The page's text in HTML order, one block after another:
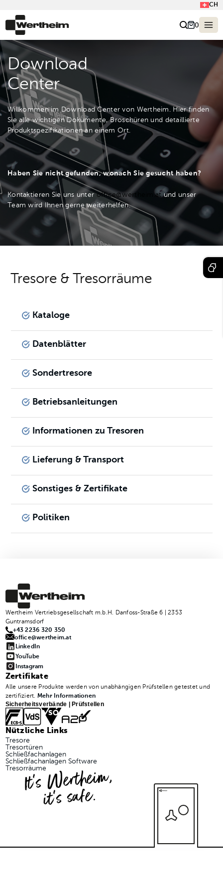
CH
0
Download
Center
Willkommen im Download Center von Wertheim. Hier finden
Sie alle wichtigen Dokumente, Broschüren und detaillierte
Produktspezifikationen an einem Ort.
Haben Sie nicht gefunden, wonach Sie gesucht haben?
Kontaktieren Sie uns unteroffice@wertheim.atund unser
Team wird Ihnen gerne weiterhelfen.
Tresore & Tresorräume
Kataloge
Datenblätter
Sondertresore
Betriebsanleitungen
Informationen zu Tresoren
Lieferung & Transport
Sonstiges & Zertifikate
Politiken
Wertheim Vertriebsgesellschaft m.b.H. Danfoss-Straße 6 | 2353
Guntramsdorf
+43 2236 320 350
office@wertheim.at
LinkedIn
YouTube
Instagram
Zertifikate
Alle unsere Produkte werden von unabhängigen Prüfstellen getestet und
zertifiziert. Mehr Informationen
Sicherheitsverbände | Prüfstellen
Nützliche Links
Tresore
Tresortüren
Schließfachanlagen
Schließfachanlagen Software
Tresorräume
It's Wertheim,
it's safe.